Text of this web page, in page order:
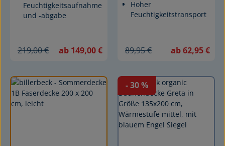
Feuchtigkeitsaufnahme
und -abgabe
219,00 € ab 149,00 €
Hoher
Feuchtigkeitstransport
89,95 € ab 62,95 €
- 30%